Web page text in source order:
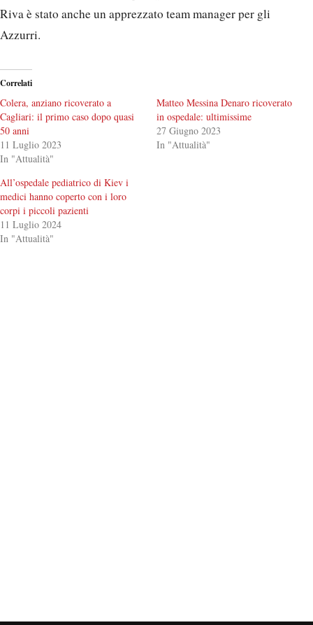
Riva è stato anche un apprezzato team manager per gli
Azzurri.
Correlati
Colera, anziano ricoverato a
Cagliari: il primo caso dopo quasi
50 anni
11 Luglio 2023
In "Attualità"
Matteo Messina Denaro ricoverato
in ospedale: ultimissime
27 Giugno 2023
In "Attualità"
All’ospedale pediatrico di Kiev i
medici hanno coperto con i loro
corpi i piccoli pazienti
11 Luglio 2024
In "Attualità"